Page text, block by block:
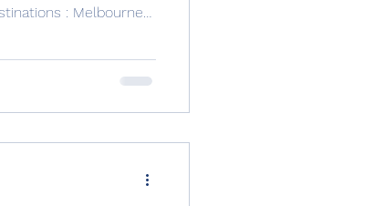
: Melbourne
vers Le Cap (Afrique
(Barbade), Kingston
compag